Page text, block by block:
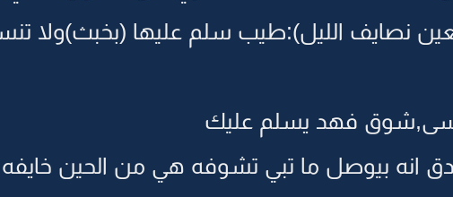
نصايف الليل):طيب سلم عليها (بخبث)ولا
فهد يسلم عليك
انه بيوصل ما تبي تشوفه هي من الحين